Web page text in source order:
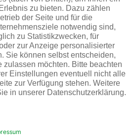
Cookie-Einstellungen